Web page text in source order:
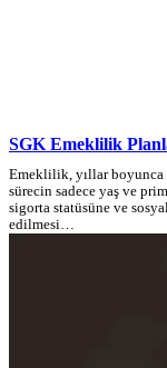
SGK Emeklilik
Emeklilik, yıllar boyunca
sürecin sadece yaş ve
sigorta statüsüne ve
edilmesi…